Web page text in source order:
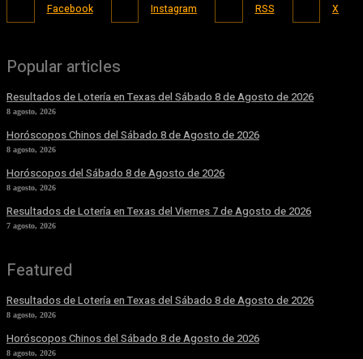
Facebook Instagram RSS X
Popular articles
Resultados de Lotería en Texas del Sábado 8 de Agosto de 2026
8 agosto, 2026
Horóscopos Chinos del Sábado 8 de Agosto de 2026
8 agosto, 2026
Horóscopos del Sábado 8 de Agosto de 2026
8 agosto, 2026
Resultados de Lotería en Texas del Viernes 7 de Agosto de 2026
7 agosto, 2026
Featured
Resultados de Lotería en Texas del Sábado 8 de Agosto de 2026
8 agosto, 2026
Horóscopos Chinos del Sábado 8 de Agosto de 2026
8 agosto, 2026